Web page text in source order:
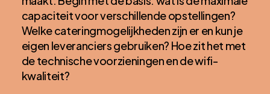
capaciteit voor verschillende opstellingen?
Welke cateringmogelijkheden zijn er en kun je
eigen leveranciers gebruiken? Hoe zit het met
de technische voorzieningen en de wifi-
kwaliteit?